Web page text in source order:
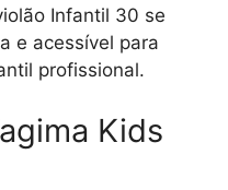
Infantil 30 se
e acessível para
profissional.
Kids